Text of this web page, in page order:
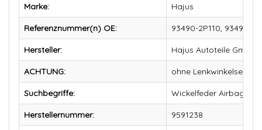
Marke: Hajus
Referenznummer(n) OE: 93490-2P110, 93490-
Hersteller: Hajus Autoteile GmbH
ACHTUNG: ohne Lenkwinkelsensor
Suchbegriffe: Wickelfeder Airbag,
Herstellernummer: 9591238